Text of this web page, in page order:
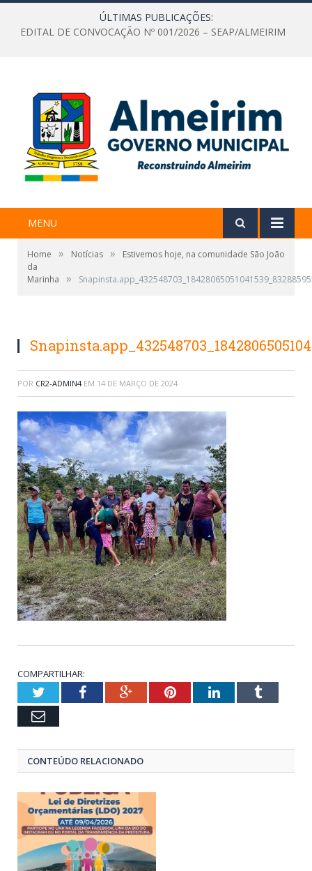
ÚLTIMAS PUBLICAÇÕES:
EDITAL DE CONVOCAÇÃO Nº 001/2026 – SEAP/ALMEIRIM
MENU
Home » Notícias »
Estivemos hoje, na comunidade São João
da
Marinha
»
POR CR2-ADMIN4 EM 14 DE MARÇO DE 2024
COMPARTILHAR:
TwitterFacebookGoogle+PinterestLinkedInTumblr
Email
CONTEÚDO RELACIONADO